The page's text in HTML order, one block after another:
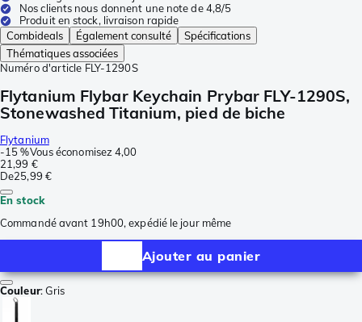
Nos clients nous donnent une note de 4,8/5
Produit en stock, livraison rapide
Combideals
Également consulté
Spécifications
Thématiques associées
Numéro d'article FLY-1290S
Flytanium Flybar Keychain Prybar FLY-1290S,
Stonewashed Titanium, pied de biche
Flytanium
-15 %Vous économisez 4,00
21,99 €
De25,99 €
En stock
Commandé avant 19h00, expédié le jour même
Ajouter au panier
Couleur:Gris